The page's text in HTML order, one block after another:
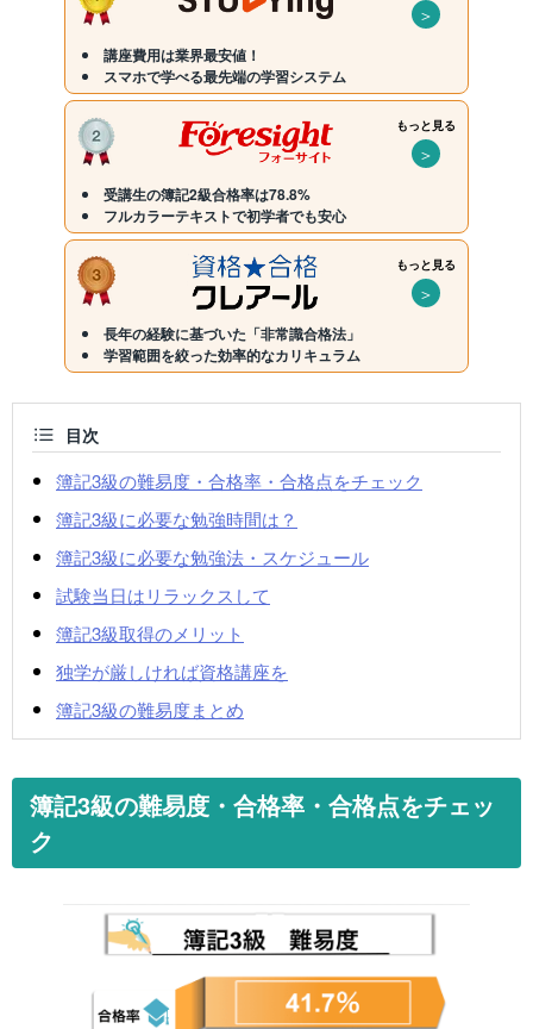
＞
講座費用は業界最安値！
スマホで学べる最先端の学習システム
もっと見る
＞
受講生の簿記2級合格率は78.8%
フルカラーテキストで初学者でも安心
もっと見る
＞
長年の経験に基づいた「非常識合格法」
学習範囲を絞った効率的なカリキュラム
目次
簿記3級の難易度・合格率・合格点をチェック
簿記3級に必要な勉強時間は？
簿記3級に必要な勉強法・スケジュール
試験当日はリラックスして
簿記3級取得のメリット
独学が厳しければ資格講座を
簿記3級の難易度まとめ
簿記3級の難易度・合格率・合格点をチェッ
ク